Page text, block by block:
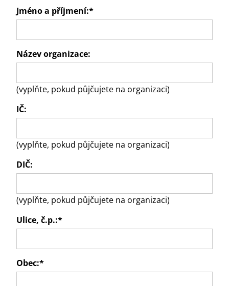
Jméno a příjmení:*
Název organizace:
(vyplňte, pokud půjčujete na organizaci)
IČ:
(vyplňte, pokud půjčujete na organizaci)
DIČ:
(vyplňte, pokud půjčujete na organizaci)
Ulice, č.p.:*
Obec:*